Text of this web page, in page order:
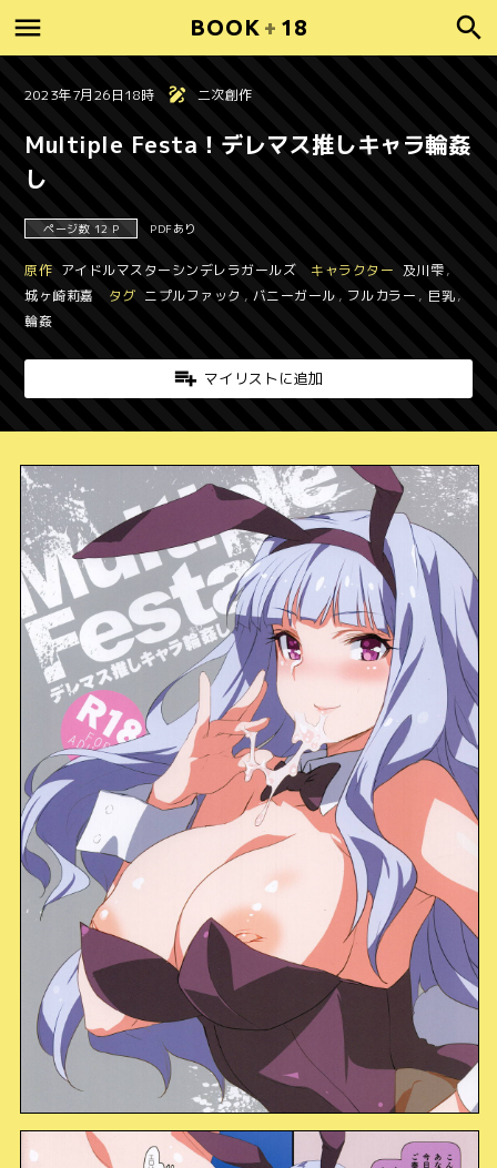
BOOK + 18
2023年7月26日18時 二次創作
Multiple Festa！デレマス推しキャラ輪姦
し
ページ数 12 P PDFあり
原作 アイドルマスターシンデレラガールズ キャラクター 及川雫,
城ヶ崎莉嘉
タグ ニプルファック , バニーガール , フルカラー , 巨乳,
輪姦
マイリストに追加